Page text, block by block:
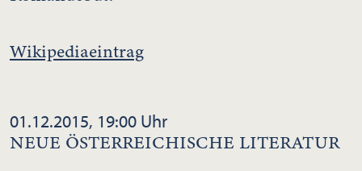
Wikipediaeintrag
01.12.2015, 19:00 Uhr
NEUE ÖSTERREICHISCHE LITERATUR